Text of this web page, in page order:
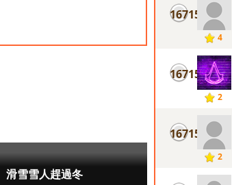
16715
4
16715
2
16715
2